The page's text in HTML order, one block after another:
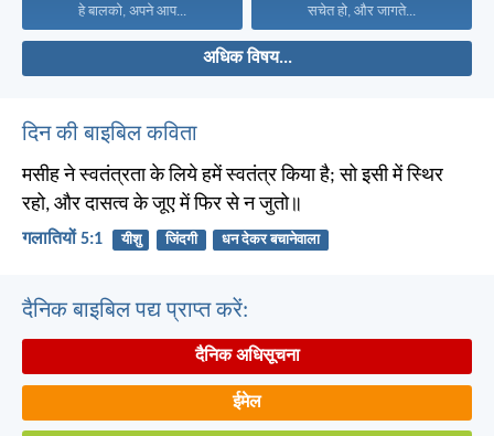
हे बालको, अपने आप... सचेत हो, और जागते...
अधिक विषय...
दिन की बाइबिल कविता
मसीह ने स्वतंत्रता के लिये हमें स्वतंत्र किया है; सो इसी में स्थिर
रहो, और दासत्व के जूए में फिर से न जुतो॥
गलातियों 5:1 यीशु जिंदगी धन देकर बचानेवाला
दैनिक बाइबिल पद्य प्राप्त करें:
दैनिक अधिसूचना
ईमेल